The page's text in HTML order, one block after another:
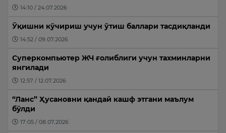
14:10 / 24.07.2026
Ўқишни кўчириш учун ўтиш баллари тасдиқланди
14:52 / 09.07.2026
Суперкомпьютер ЖЧ ғолиблиги учун тахминларни
янгилади
12:57 / 12.07.2026
“Ланс” Ҳусановни қандай кашф этгани маълум
бўлди
17:05 / 08.07.2026